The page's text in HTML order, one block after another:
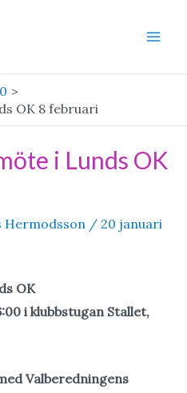
OK 8 februari
i Lunds OK
Hermodsson / 20 januari
OK
i klubbstugan Stallet,
Valberedningens